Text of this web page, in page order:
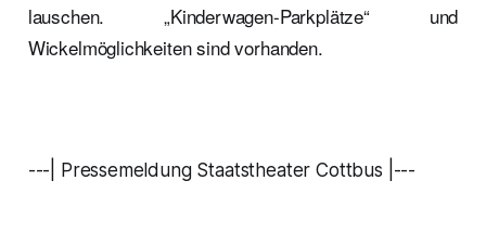
lauschen. „Kinderwagen-Parkplätze“ und
Wickelmöglichkeiten sind vorhanden.
---| Pressemeldung Staatstheater Cottbus |---